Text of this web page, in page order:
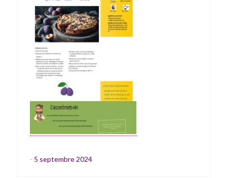
- 5 septembre 2024